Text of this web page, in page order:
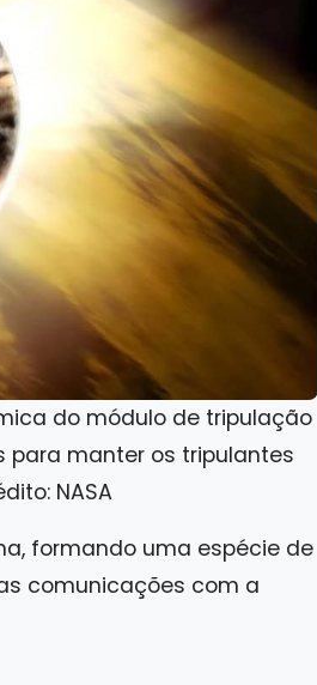
do módulo de tripulação
para manter os tripulantes
NASA
formando uma espécie de
comunicações com a